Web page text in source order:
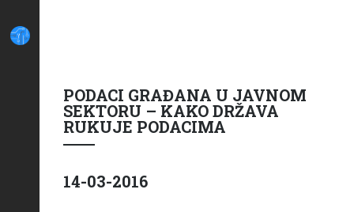
PODACI GRAĐANA U JAVNOM
SEKTORU – KAKO DRŽAVA
RUKUJE PODACIMA
14-03-2016